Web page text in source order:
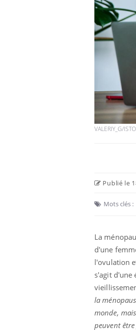
VALERIY_G/
Publié le
Mots clés :
La
d'une
l'ovulation
s'agit d'une
la
monde,
peuvent
jours
expliquer ma
Il y a des sujets qui
d'autres non ! D'un
questions sur la